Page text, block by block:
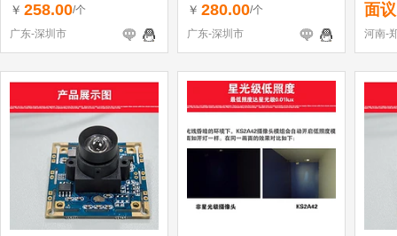
￥ 258.00/个
广东-深圳市
￥ 280.00/个
广东-深圳市
面议
河南-